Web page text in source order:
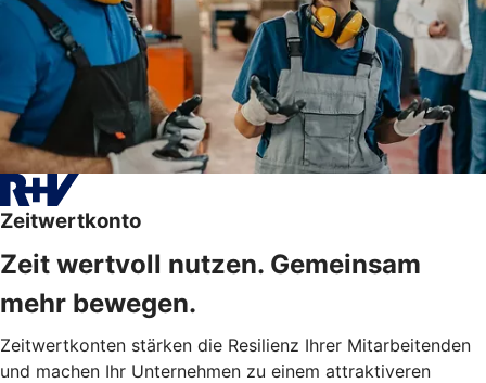
Zeitwertkonto
Zeit wertvoll nutzen. Gemeinsam
mehr bewegen.
Zeitwertkonten stärken die Resilienz Ihrer Mitarbeitenden
und machen Ihr Unternehmen zu einem attraktiveren